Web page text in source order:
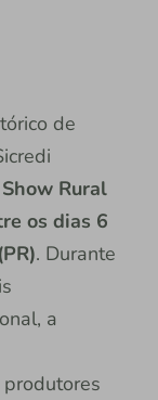
de
Show Rural
os dias 6
. Durante
a